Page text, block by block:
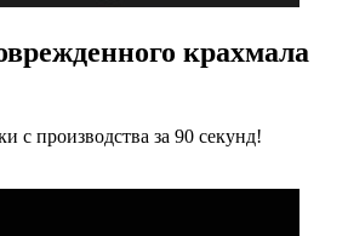
крахмала
с производства за 90 секунд!